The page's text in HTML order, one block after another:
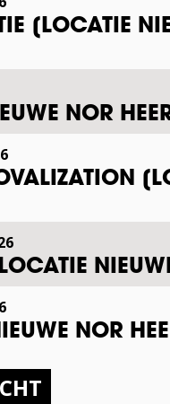
[LOCATIE
NOR
NOR